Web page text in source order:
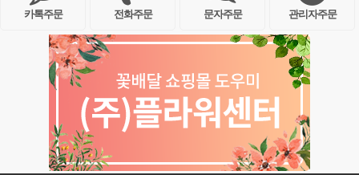
카톡주문 전화주문 문자주문 관리자주문